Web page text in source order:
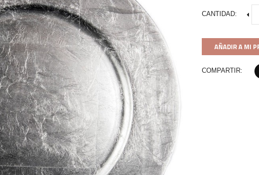
CANTIDAD:
AÑADIR A MI
COMPARTIR: